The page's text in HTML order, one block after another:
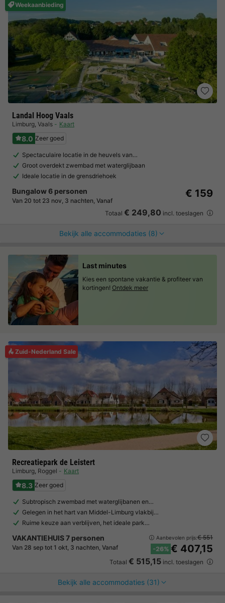
Weekaanbieding
Landal Hoog Vaals
Limburg, Vaals Kaart
8.0 Zeer goed
Spectaculaire locatie in de heuvels van…
Groot overdekt zwembad met waterglijbaan
Ideale locatie in de grensdriehoek
Bungalow 6 personen
Van 20 tot 23 nov, 3 nachten, Vanaf
€ 159
Totaal € 249,80 incl. toeslagen
Bekijk alle accommodaties (8)
Zuid-Nederland Sale
Recreatiepark de Leistert
Limburg, Roggel Kaart
8.3 Zeer goed
Subtropisch zwembad met waterglijbanen en…
Gelegen in het hart van Middel-Limburg vlakbij…
Ruime keuze aan verblijven, het ideale park…
VAKANTIEHUIS 7 personen
Van 28 sep tot 1 okt, 3 nachten, Vanaf
Aanbevolen prijs:€ 551
-26% € 407,15
Totaal € 515,15 incl. toeslagen
Bekijk alle accommodaties (31)
Last minutes
Kies een spontane vakantie & profiteer van
kortingen! Ontdek meer